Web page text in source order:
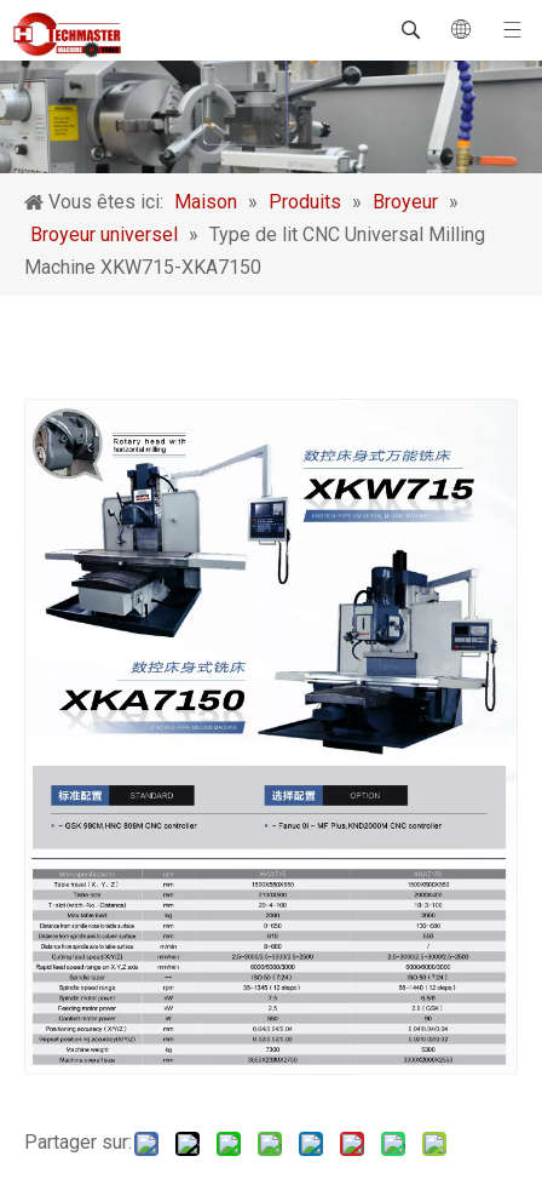
Vous êtes ici: Maison » Produits » Broyeur »
Broyeur universel
» Type de lit CNC Universal Milling
Machine XKW715-XKA7150
Partager sur: